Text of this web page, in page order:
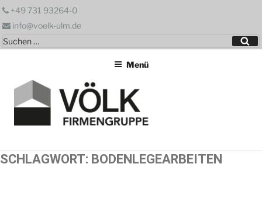
Zum
springen
+49 731 93264-0
info@voelk-ulm.de
Suchen
nach:
Menü
SCHLAGWORT: BODENLEGEARBEITEN